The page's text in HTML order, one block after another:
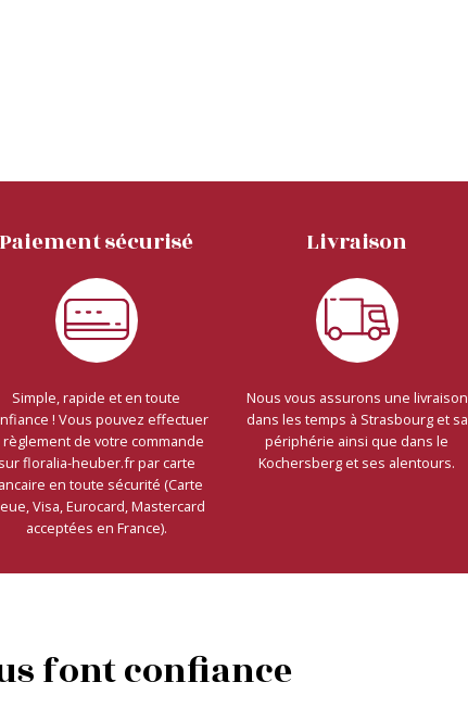
Paiement sécurisé
Simple, rapide et en toute
! Vous pouvez effectuer
règlement de votre commande
sur floralia-heuber.fr par carte
en toute sécurité (Carte
Visa, Eurocard, Mastercard
acceptées en France).
Livraison
Nous vous assurons une livraison
dans les temps à Strasbourg et sa
périphérie ainsi que dans le
Kochersberg et ses alentours.
font confiance